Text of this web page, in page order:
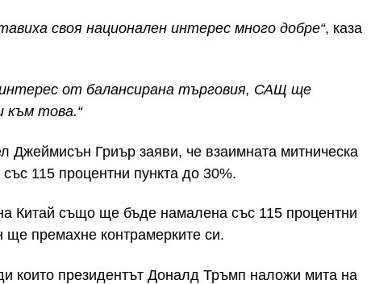
своя национален интерес много добре“, каза
от балансирана търговия, САЩ ще
към това.“
Джеймисън Гриър заяви, че взаимната митническа
115 процентни пункта до 30%.
Китай също ще бъде намалена със 115 процентни
ще премахне контрамерките си.
които президентът Доналд Тръмп наложи мита на